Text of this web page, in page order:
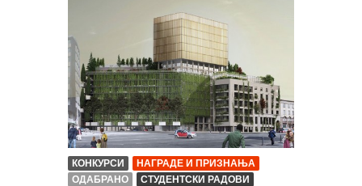
КОНКУРСИ
НАГРАДЕ И ПРИЗНАЊА
ОДАБРАНО
СТУДЕНТСКИ РАДОВИ